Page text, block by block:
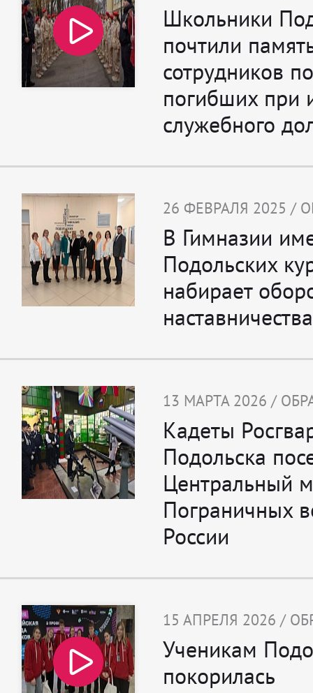
Школьники
почтили
сотрудников
погибших при
служебного
26 ФЕВРАЛЯ 2025 /
В Гимназии
Подольских
набирает
наставничества
13 МАРТА 2026 /
Кадеты
Подольска
Центральный
Пограничных
России
15 АПРЕЛЯ 2026 /
Ученикам
покорилась